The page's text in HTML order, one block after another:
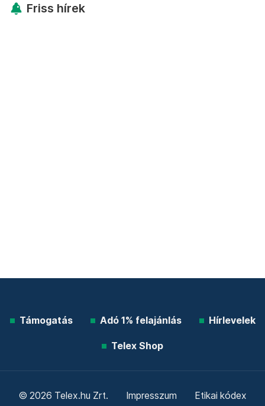
Friss hírek
Támogatás Adó 1% felajánlás Hírlevelek
Telex Shop
© 2026 Telex.hu Zrt. Impresszum Etikai kódex